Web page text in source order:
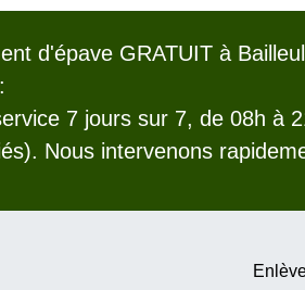
d'épave GRATUIT à
7 jours sur 7, de 08h à
Nous intervenons